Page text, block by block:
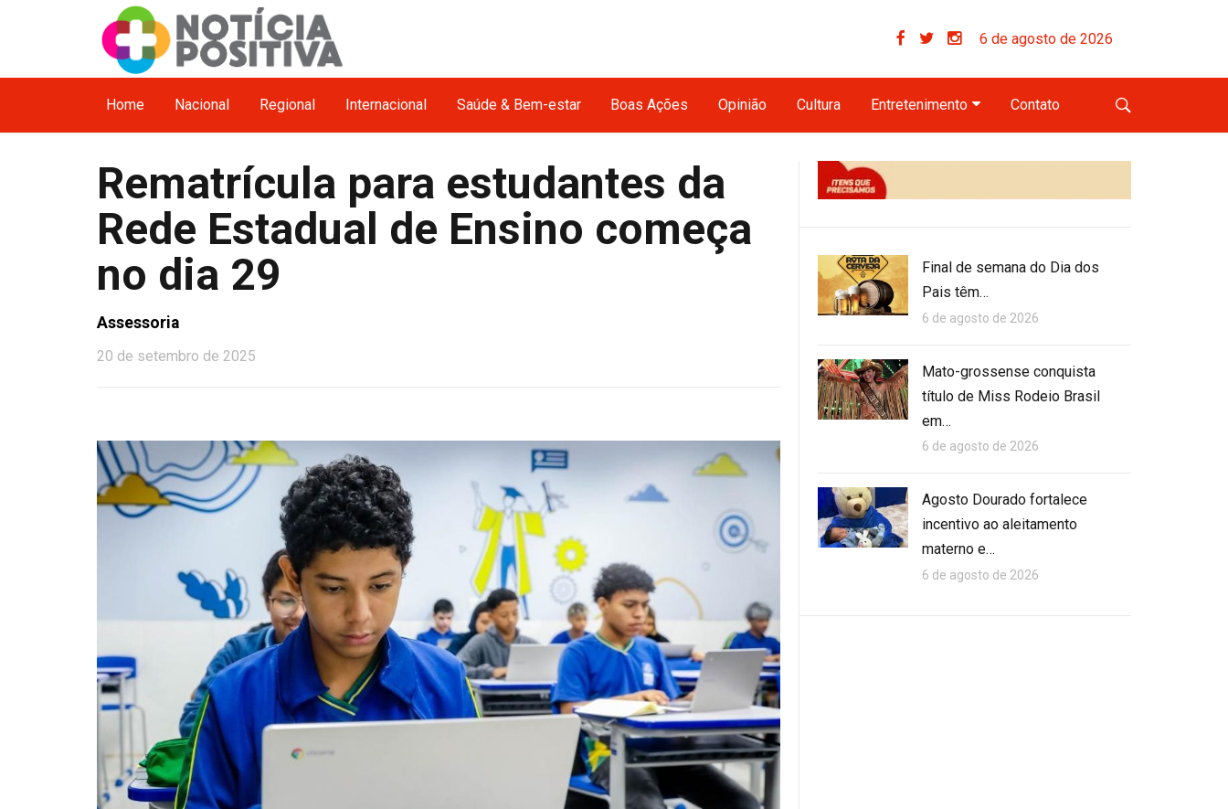
6 de agosto de 2026
Home Nacional Regional Internacional Saúde & Bem-estar Boas Ações Opinião Cultura Entretenimento Contato
Rematrícula para estudantes da
Rede Estadual de Ensino começa
no dia 29
Assessoria
20 de setembro de 2025
Final de semana do Dia dos
Pais têm…
6 de agosto de 2026
Mato-grossense conquista
título de Miss Rodeio Brasil
em…
6 de agosto de 2026
Agosto Dourado fortalece
incentivo ao aleitamento
materno e…
6 de agosto de 2026